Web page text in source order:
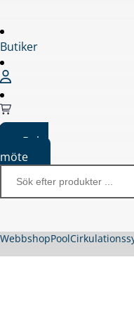
Butiker
Boka
möte
WebbshopPool